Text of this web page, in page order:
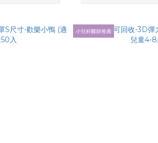
小兒科醫師推薦